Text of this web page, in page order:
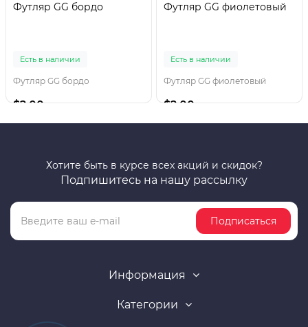
Футляр GG бордо
Есть в наличии
Футляр GG бордо
$2.00
Футляр GG фиолетовый
Есть в наличии
Футляр GG фиолетовый
$2.00
Хотите быть в курсе всех акций и скидок?
Подпишитесь на нашу рассылку
Подписаться
Информация
Категории